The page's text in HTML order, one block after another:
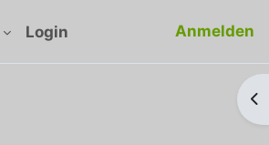
Login Anmelden